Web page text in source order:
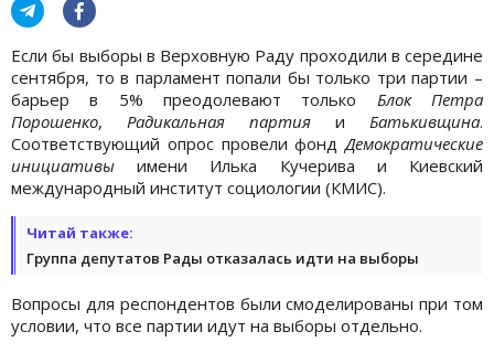
Если бы выборы в Верховную Раду проходили в середине
сентября, то в парламент попали бы только три партии –
барьер в 5% преодолевают только Блок Петра
Порошенко, Радикальная партия и Батькивщина.
Соответствующий опрос провели фонд Демократические
инициативы имени Илька Кучерива и Киевский
международный институт социологии (КМИС).
Читай также:
Группа депутатов Рады отказалась идти на выборы
Вопросы для респондентов были смоделированы при том
условии, что все партии идут на выборы отдельно.